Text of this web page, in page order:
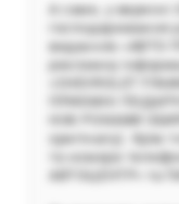
А саме, у вересні
господарювання
виданнях «АВТО
рекламну
«CHEVROLET
НІЖ РОКАМИ
оригіналу). Крім
та номери